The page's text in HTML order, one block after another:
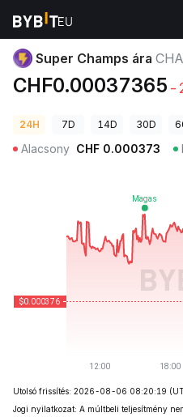
Kriptovaluta árak Super Champs
Super Champs ára
CHF0.00037365 -
24H 7D 14D 30D
Alacsony CHF 0.000373
Utolsó frissítés: 2026-08-06 08:20:19
Jogi nyilatkozat: A múltbeli teljesítmény